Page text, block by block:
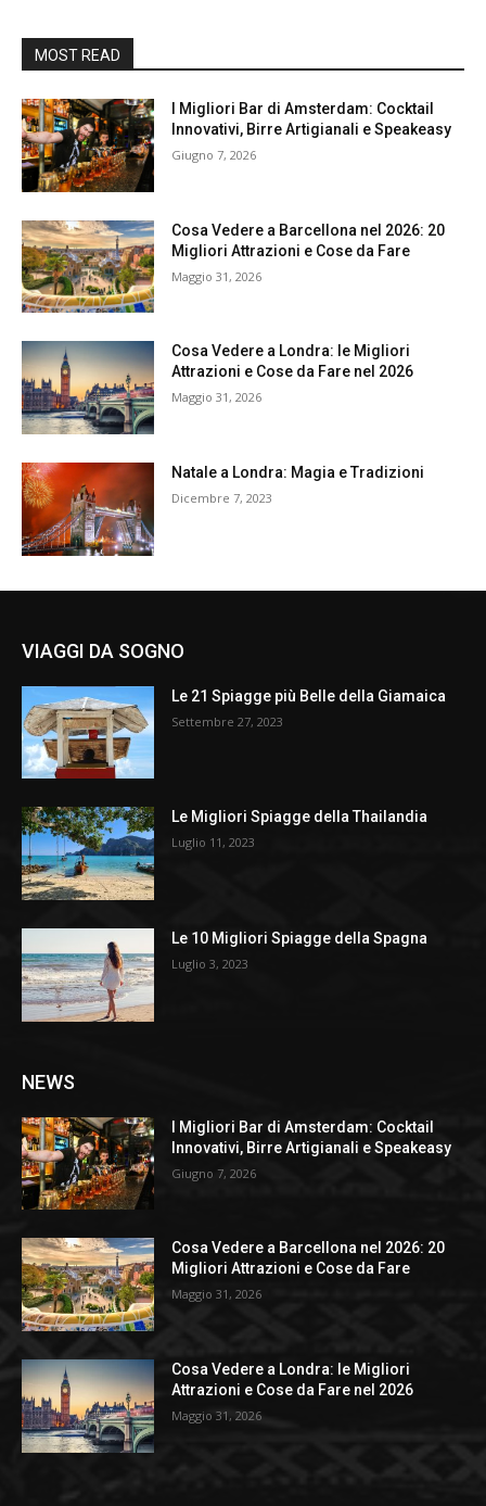
MOST READ
I Migliori Bar di Amsterdam: Cocktail
Innovativi, Birre Artigianali e Speakeasy
Giugno 7, 2026
Cosa Vedere a Barcellona nel 2026: 20
Migliori Attrazioni e Cose da Fare
Maggio 31, 2026
Cosa Vedere a Londra: le Migliori
Attrazioni e Cose da Fare nel 2026
Maggio 31, 2026
Natale a Londra: Magia e Tradizioni
Dicembre 7, 2023
VIAGGI DA SOGNO
Le 21 Spiagge più Belle della Giamaica
Settembre 27, 2023
Le Migliori Spiagge della Thailandia
Luglio 11, 2023
Le 10 Migliori Spiagge della Spagna
Luglio 3, 2023
NEWS
I Migliori Bar di Amsterdam: Cocktail
Innovativi, Birre Artigianali e Speakeasy
Giugno 7, 2026
Cosa Vedere a Barcellona nel 2026: 20
Migliori Attrazioni e Cose da Fare
Maggio 31, 2026
Cosa Vedere a Londra: le Migliori
Attrazioni e Cose da Fare nel 2026
Maggio 31, 2026